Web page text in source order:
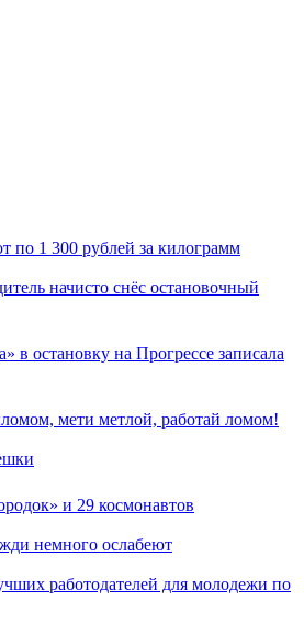
по 1 300 рублей за килограмм
начисто снёс остановочный
в остановку на Прогрессе записала
мети метлой, работай ломом!
и 29 космонавтов
немного ослабеют
работодателей для молодежи по